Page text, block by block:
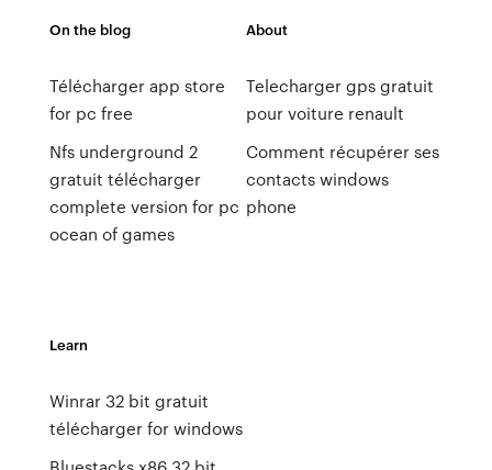
On the blog
Télécharger app store
for pc free
Nfs underground 2
gratuit télécharger
complete version for pc
ocean of games
About
Telecharger gps gratuit
pour voiture renault
Comment récupérer ses
contacts windows
phone
Learn
Winrar 32 bit gratuit
télécharger for windows